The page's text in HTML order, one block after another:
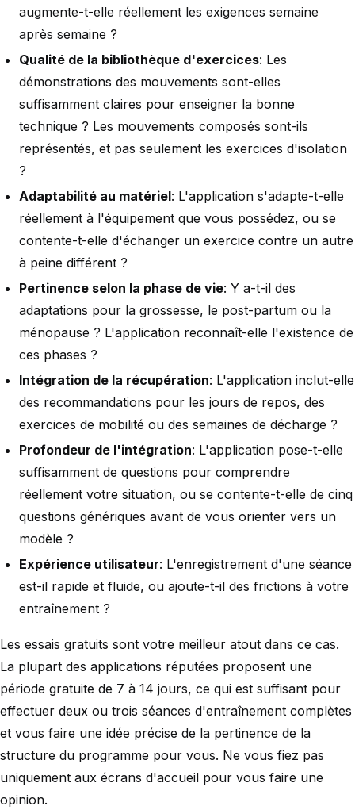
augmente-t-elle réellement les exigences semaine
après semaine ?
Qualité de la bibliothèque d'exercices: Les
démonstrations des mouvements sont-elles
suffisamment claires pour enseigner la bonne
technique ? Les mouvements composés sont-ils
représentés, et pas seulement les exercices d'isolation
?
Adaptabilité au matériel: L'application s'adapte-t-elle
réellement à l'équipement que vous possédez, ou se
contente-t-elle d'échanger un exercice contre un autre
à peine différent ?
Pertinence selon la phase de vie: Y a-t-il des
adaptations pour la grossesse, le post-partum ou la
ménopause ? L'application reconnaît-elle l'existence de
ces phases ?
Intégration de la récupération: L'application inclut-elle
des recommandations pour les jours de repos, des
exercices de mobilité ou des semaines de décharge ?
Profondeur de l'intégration: L'application pose-t-elle
suffisamment de questions pour comprendre
réellement votre situation, ou se contente-t-elle de cinq
questions génériques avant de vous orienter vers un
modèle ?
Expérience utilisateur: L'enregistrement d'une séance
est-il rapide et fluide, ou ajoute-t-il des frictions à votre
entraînement ?
Les essais gratuits sont votre meilleur atout dans ce cas.
La plupart des applications réputées proposent une
période gratuite de 7 à 14 jours, ce qui est suffisant pour
effectuer deux ou trois séances d'entraînement complètes
et vous faire une idée précise de la pertinence de la
structure du programme pour vous. Ne vous fiez pas
uniquement aux écrans d'accueil pour vous faire une
opinion.